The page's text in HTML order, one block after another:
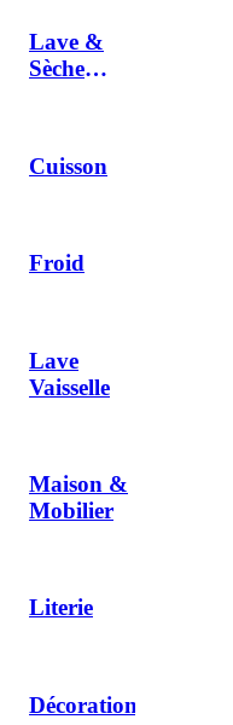
Lave &
Sèche
Cuisson
Froid
Lave
Vaisselle
Maison &
Mobilier
Literie
Décoration